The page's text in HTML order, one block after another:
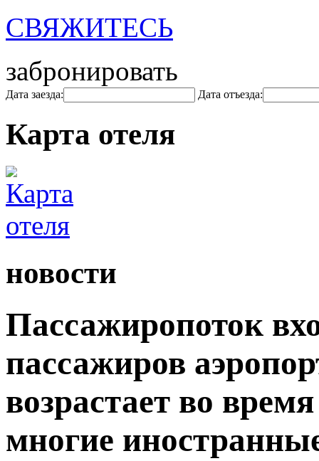
СВЯЖИТЕСЬ
забронировать
Дата заезда: Дата отъезда:
Карта отеля
новости
Пассажиропоток
пассажиров
возрастает во
многие